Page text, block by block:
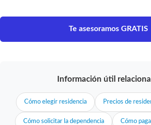
Te asesoramos GRATIS
Información útil
Cómo elegir residencia Precios de
Cómo solicitar la dependencia Cómo